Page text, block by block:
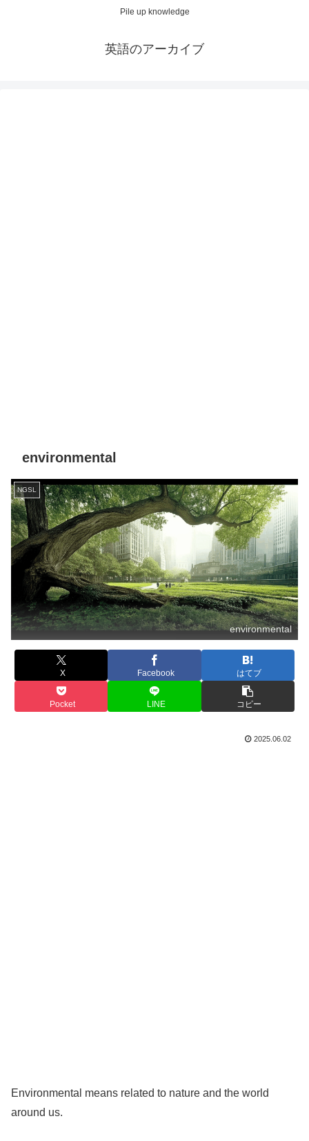
Pile up knowledge
英語のアーカイブ
environmental
NGSL
environmental
X Facebook はてブ
Pocket LINE コピー
2025.06.02
Environmental means related to nature and the world
around us.